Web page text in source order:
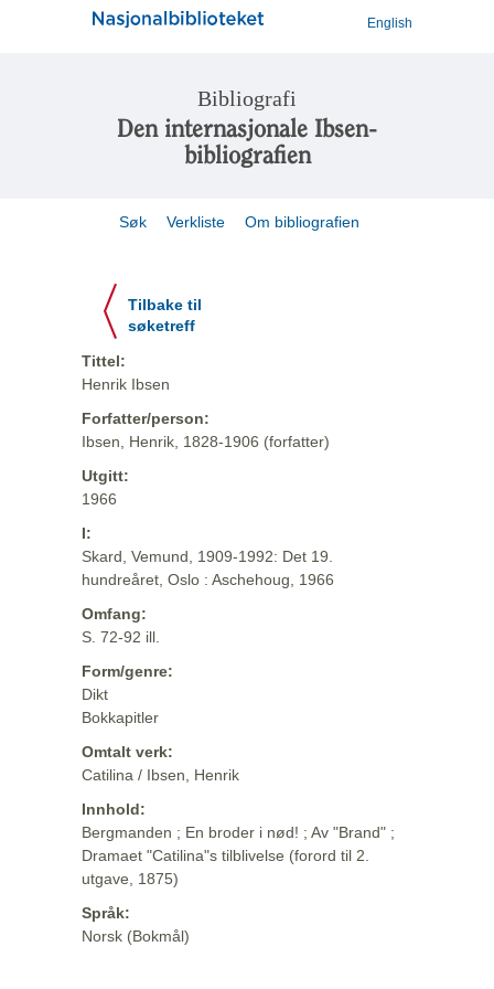
English
Bibliografi
Den internasjonale Ibsen-
bibliografien
Søk Verkliste Om bibliografien
Tilbake til
søketreff
Tittel:
Henrik Ibsen
Forfatter/person:
Ibsen, Henrik, 1828-1906 (forfatter)
Utgitt:
1966
I:
Skard, Vemund, 1909-1992: Det 19.
hundreåret, Oslo : Aschehoug, 1966
Omfang:
S. 72-92 ill.
Form/genre:
Dikt
Bokkapitler
Omtalt verk:
Catilina / Ibsen, Henrik
Innhold:
Bergmanden ; En broder i nød! ; Av "Brand" ;
Dramaet "Catilina"s tilblivelse (forord til 2.
utgave, 1875)
Språk:
Norsk (Bokmål)